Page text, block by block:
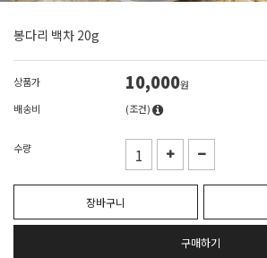
봉다리 백차 20g
상품가 10,000원
배송비
(조건)
수량
장바구니
구매하기